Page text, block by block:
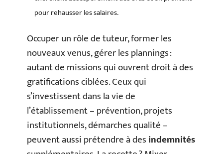
pour rehausser les salaires.
Occuper un rôle de tuteur, former les
nouveaux venus, gérer les plannings :
autant de missions qui ouvrent droit à des
gratifications ciblées. Ceux qui
s’investissent dans la vie de
l’établissement – prévention, projets
institutionnels, démarches qualité –
peuvent aussi prétendre à desindemnités